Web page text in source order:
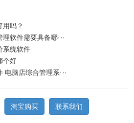
用吗？
软件需要具备哪···
系统软件
个好
脑店综合管理系···
淘宝购买 联系我们